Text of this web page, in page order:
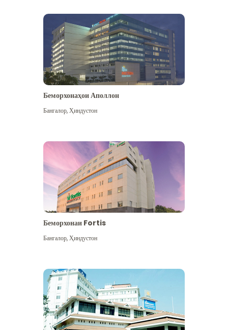
Бештар дидан
Беморхонаҳои Аполлон
Бангалор,Ҳиндустон
Беморхонаи Fortis
Бангалор,Ҳиндустон